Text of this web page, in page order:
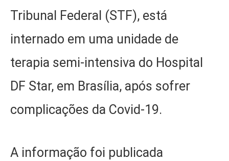
Tribunal Federal (STF), está
internado em uma unidade de
terapia semi-intensiva do Hospital
DF Star, em Brasília, após sofrer
complicações da Covid-19.
A informação foi publicada